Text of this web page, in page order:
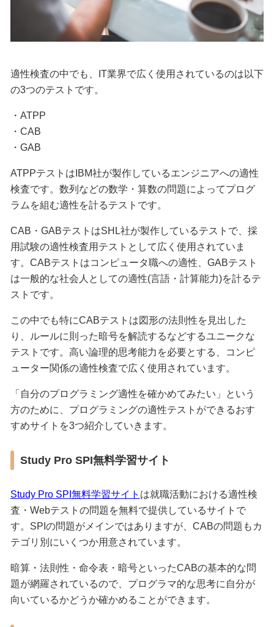
適性検査の中でも、IT業界で広く使用されているのは以下
の3つのテストです。
・ATPP
・CAB
・GAB
ATPPテストはIBM社が製作しているエンジニアへの適性
検査です。数列などの数学・算数の問題によってプログ
ラムを組む適性を計るテストです。
CAB・GABテストはSHL社が製作しているテストで、採
用試験の適性検査用テストとして広く使用されていま
す。CABテストはコンピュータ職への適性、GABテスト
は一般的な社会人としての適性(言語・計算能力)を計るテ
ストです。
この中でも特にCABテストは図形の法則性を見出した
り、ルールに則った暗号を解読するなどするユニークな
テストです。高い論理的思考能力を必要とする、コンピ
ューター関係の適性検査で広く使用されています。
「自分のプログラミング適性を確かめてみたい」という
方のために、プログラミングの適性テストができるおす
すめサイトを3つ紹介していきます。
Study Pro SPI無料学習サイト
Study Pro SPI無料学習サイト は就職活動における適性検
査・Webテストの問題を無料で提供しているサイトで
す。SPIの問題がメインではありますが、CABの問題もカ
テゴリ別にいくつか用意されています。
暗算・法則性・命令表・暗号といったCABの基本的な問
題が網羅されているので、プログラマ的な思考に自分が
向いているかどうか確かめることができます。